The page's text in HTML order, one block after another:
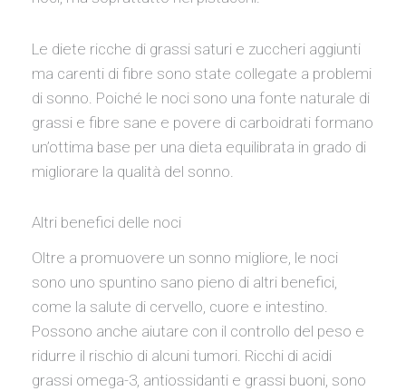
Le diete ricche di grassi saturi e zuccheri aggiunti
ma carenti di fibre sono state collegate a problemi
di sonno. Poiché le noci sono una fonte naturale di
grassi e fibre sane e povere di carboidrati formano
un’ottima base per una dieta equilibrata in grado di
migliorare la qualità del sonno.
Altri benefici delle noci
Oltre a promuovere un sonno migliore, le noci
sono uno spuntino sano pieno di altri benefici,
come la salute di cervello, cuore e intestino.
Possono anche aiutare con il controllo del peso e
ridurre il rischio di alcuni tumori. Ricchi di acidi
grassi omega-3, antiossidanti e grassi buoni, sono